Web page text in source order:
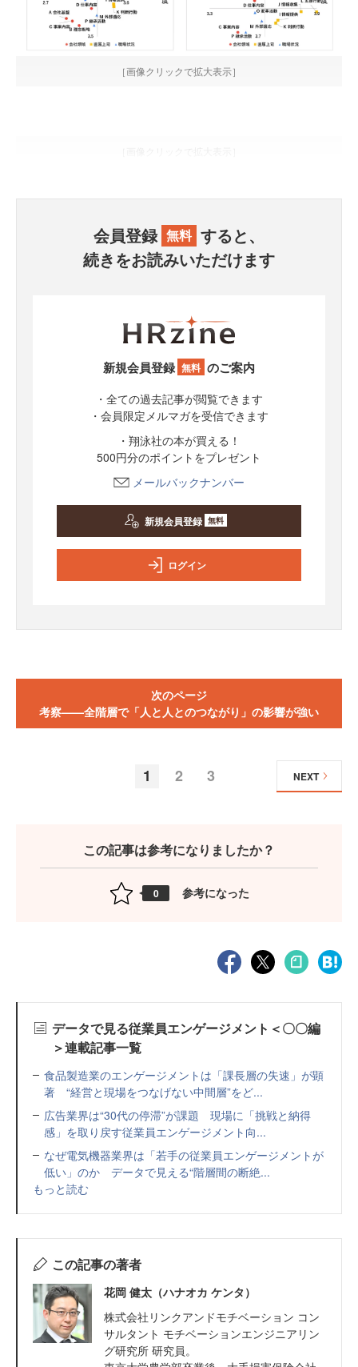
［画像クリックで拡大表示］
会員登録 無料 すると、
続きをお読みいただけます
新規会員登録 無料 のご案内
・全ての過去記事が閲覧できます
・会員限定メルマガを受信できます
・翔泳社の本が買える！
500円分のポイントをプレゼント
メールバックナンバー
新規会員登録 無料
ログイン
次のページ
考察——全階層で「人と人とのつながり」の影響が強い
1 2 3 NEXT
この記事は参考になりましたか？
0 参考になった
データで見る従業員エンゲージメント＜〇〇編
＞連載記事一覧
食品製造業のエンゲージメントは「課長層の失速」が顕
著 “経営と現場をつなげない中間層”をど...
広告業界は“30代の停滞”が課題 現場に「挑戦と納得
感」を取り戻す従業員エンゲージメント向...
なぜ電気機器業界は「若手の従業員エンゲージメントが
低い」のか データで見える“階層間の断絶...
もっと読む
この記事の著者
花岡 健太（ハナオカ ケンタ）
株式会社リンクアンドモチベーション コン
サルタント モチベーションエンジニアリン
グ研究所 研究員。